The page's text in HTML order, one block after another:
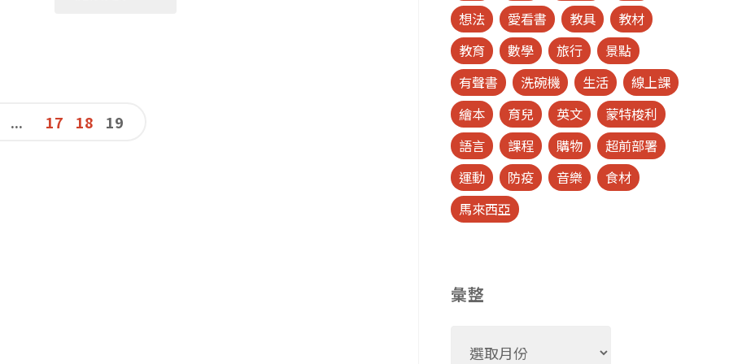
... 17 18 19
想法
愛看書 教具
教材
教育
數學 旅行
景點
有聲書
洗碗機 生活
線上課
繪本
育兒 英文
蒙特梭利
語言
課程 購物
超前部署
運動
防疫 音樂
食材
馬來西亞
彙整